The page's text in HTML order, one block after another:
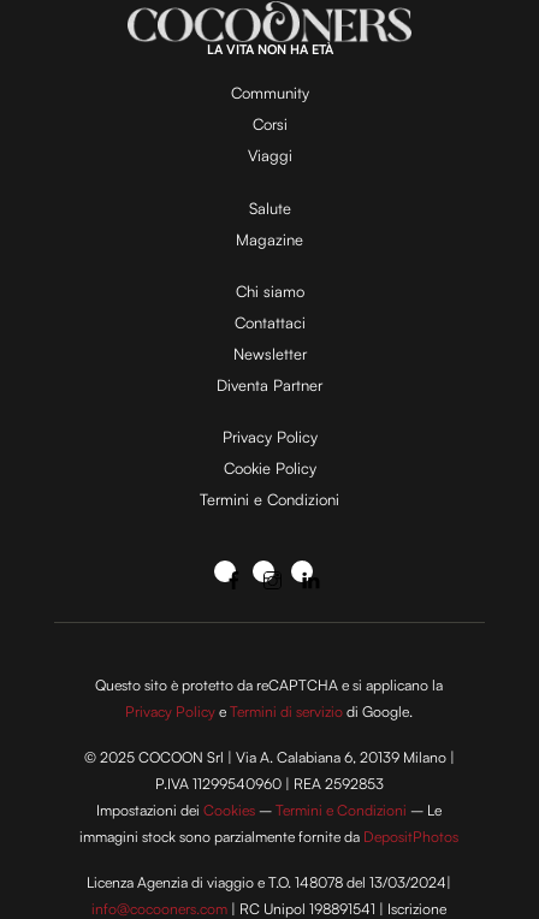
LA VITA NON HA ETÀ
Community
Corsi
Viaggi
Salute
Magazine
Chi siamo
Contattaci
Newsletter
Diventa Partner
Privacy Policy
Cookie Policy
Termini e Condizioni
Questo sito è protetto da reCAPTCHA e si applicano la
Privacy Policy eTermini di servizio di Google.
© 2025 COCOON Srl | Via A. Calabiana 6, 20139 Milano |
P.IVA 11299540960 | REA 2592853
Impostazioni deiCookies –Termini e Condizioni – Le
immagini stock sono parzialmente fornite da DepositPhotos
Licenza Agenzia di viaggio e T.O. 148078 del 13/03/2024|
info@cocooners.com | RC Unipol 198891541 | Iscrizione